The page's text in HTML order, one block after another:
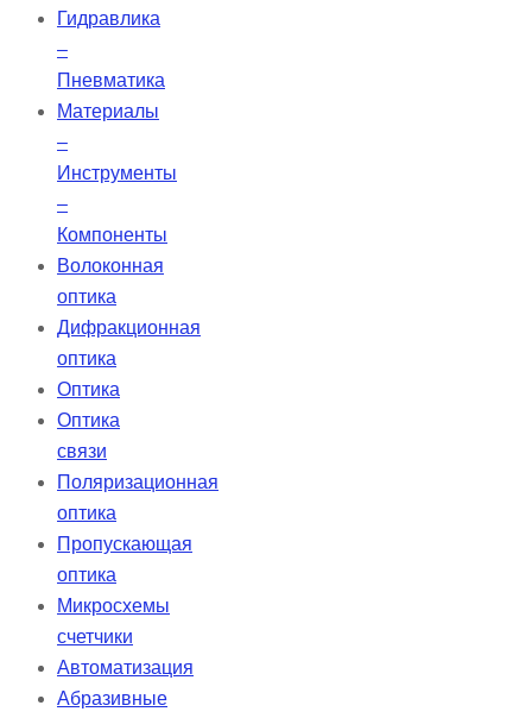
Гидравлика
–
Пневматика
Материалы
–
Инструменты
–
Компоненты
Волоконная
оптика
Дифракционная
оптика
Оптика
Оптика
связи
Поляризационная
оптика
Пропускающая
оптика
Микросхемы
счетчики
Автоматизация
Абразивные